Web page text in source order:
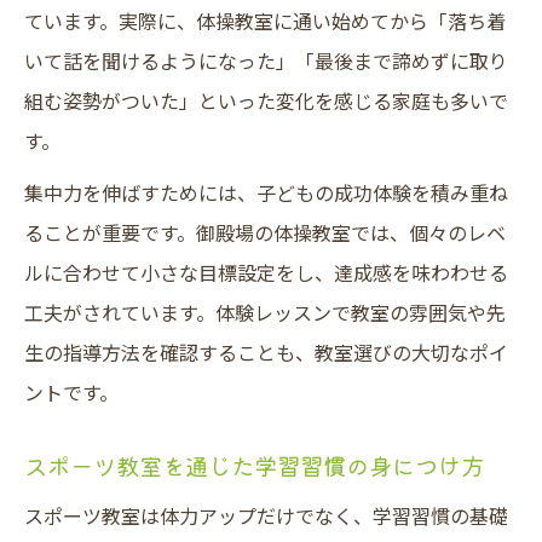
ています。実際に、体操教室に通い始めてから「落ち着
いて話を聞けるようになった」「最後まで諦めずに取り
組む姿勢がついた」といった変化を感じる家庭も多いで
す。
集中力を伸ばすためには、子どもの成功体験を積み重ね
ることが重要です。御殿場の体操教室では、個々のレベ
ルに合わせて小さな目標設定をし、達成感を味わわせる
工夫がされています。体験レッスンで教室の雰囲気や先
生の指導方法を確認することも、教室選びの大切なポイ
ントです。
スポーツ教室を通じた学習習慣の身につけ方
スポーツ教室は体力アップだけでなく、学習習慣の基礎